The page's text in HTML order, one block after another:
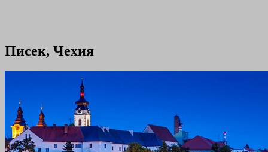
Писек, Чехия